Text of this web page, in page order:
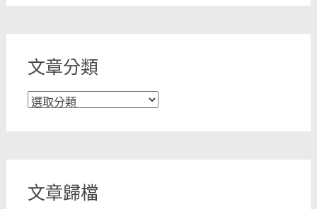
文章分類
文
文章歸檔